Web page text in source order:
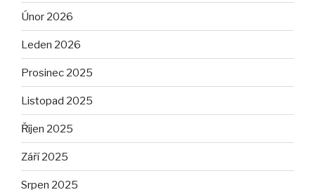
Únor 2026
Leden 2026
Prosinec 2025
Listopad 2025
Říjen 2025
Září 2025
Srpen 2025